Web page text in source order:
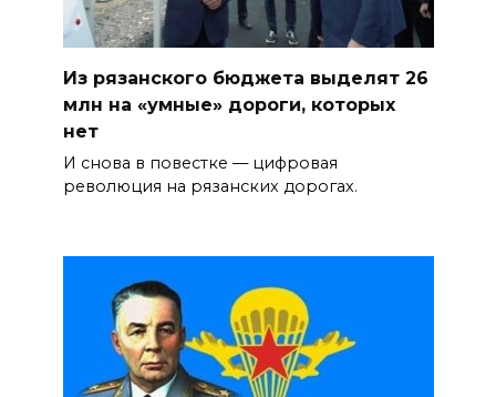
Из рязанского бюджета выделят 26
млн на «умные» дороги, которых
нет
И снова в повестке — цифровая
революция на рязанских дорогах.